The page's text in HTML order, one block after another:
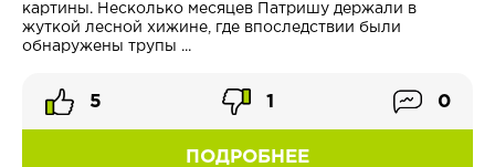
картины. Несколько месяцев Патришу держали в
жуткой лесной хижине, где впоследствии были
обнаружены трупы ...
ПОДРОБНЕЕ
5 1 0